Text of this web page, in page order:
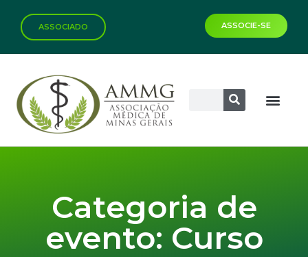
ASSOCIADO ASSOCIE-SE
Categoria de
evento: Curso